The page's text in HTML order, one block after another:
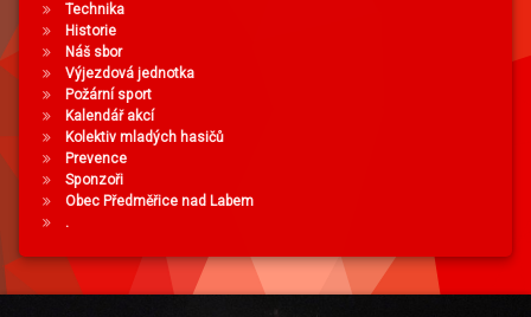
Technika
Historie
Náš sbor
Výjezdová jednotka
Požární sport
Kalendář akcí
Kolektiv mladých hasičů
Prevence
Sponzoři
Obec Předměřice nad Labem
.